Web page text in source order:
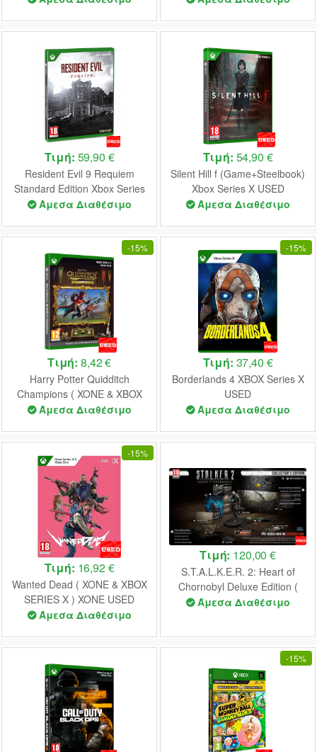
Τιμή: 59,90 €
Resident Evil 9 Requiem
Standard Edition Xbox Series
X USED
Άμεσα Διαθέσιμο
Τιμή: 54,90 €
Silent Hill f (Game+Steelbook)
Xbox Series X USED
Άμεσα Διαθέσιμο
-15%
Τιμή: 8,42 €
Harry Potter Quidditch
Champions ( XONE & XBOX
SERIES X ) USED
Άμεσα Διαθέσιμο
-15%
Τιμή: 37,40 €
Borderlands 4 XBOX Series X
USED
Άμεσα Διαθέσιμο
-15%
Τιμή: 16,92 €
Wanted Dead ( XONE & XBOX
SERIES X ) XONE USED
Άμεσα Διαθέσιμο
Τιμή: 120,00 €
S.T.A.L.K.E.R. 2: Heart of
Chornobyl Deluxe Edition (
XONE & XBOX SERIES X )
Άμεσα Διαθέσιμο
-15%